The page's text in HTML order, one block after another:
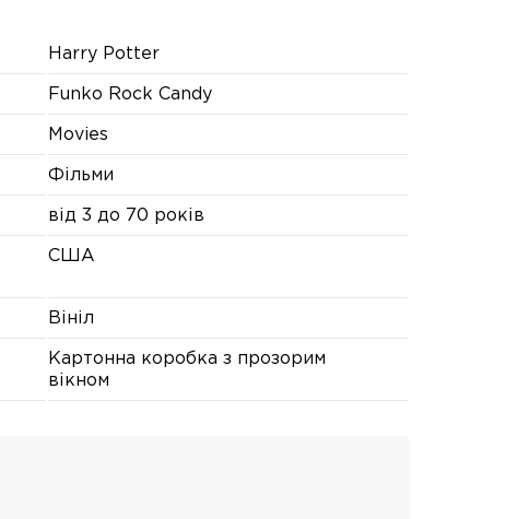
Harry Potter
Funko Rock Candy
Movies
Фільми
від 3 до 70 років
США
Вініл
Картонна коробка з прозорим
вікном